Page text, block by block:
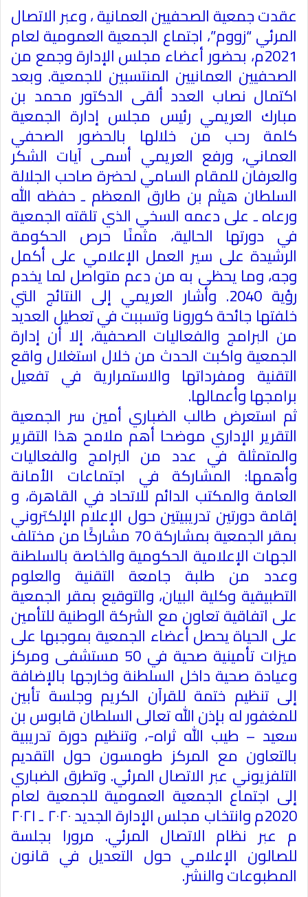
عقدت جمعية الصحفيين العمانية ، وعبر الاتصال
المرئي “زووم”، اجتماع الجمعية العمومية لعام
2021م، بحضور أعضاء مجلس الإدارة وجمع من
الصحفيين العمانيين المنتسبين للجمعية. وبعد
اكتمال نصاب العدد ألقى الدكتور محمد بن
مبارك العريمي رئيس مجلس إدارة الجمعية
كلمة رحب من خلالها بالحضور الصحفي
العماني، ورفع العريمي أسمى آيات الشكر
والعرفان للمقام السامي لحضرة صاحب الجلالة
السلطان هيثم بن طارق المعظم ـ حفظه الله
ورعاه ـ على دعمه السخي الذي تلقته الجمعية
في دورتها الحالية، مثمنًا حرص الحكومة
الرشيدة على سير العمل الإعلامي على أكمل
وجه، وما يحظى به من دعم متواصل لما يخدم
رؤية 2040. وأشار العريمي إلى النتائج التي
خلفتها جائحة كورونا وتسببت في تعطيل العديد
من البرامج والفعاليات الصحفية، إلا أن إدارة
الجمعية واكبت الحدث من خلال استغلال واقع
التقنية ومفرداتها والاستمرارية في تفعيل
برامجها وأعمالها.
ثم استعرض طالب الضباري أمين سر الجمعية
التقرير الإداري موضحا أهم ملامح هذا التقرير
والمتمثلة في عدد من البرامج والفعاليات
وأهمها: المشاركة في اجتماعات الأمانة
العامة والمكتب الدائم للاتحاد في القاهرة، و
إقامة دورتين تدريبيتين حول الإعلام الإلكتروني
بمقر الجمعية بمشاركة 70 مشارکًا من مختلف
الجهات الإعلامية الحكومية والخاصة بالسلطنة
وعدد من طلبة جامعة التقنية والعلوم
التطبيقية وكلية البيان، والتوقيع بمقر الجمعية
على اتفاقية تعاون مع الشركة الوطنية للتأمين
على الحياة يحصل أعضاء الجمعية بموجبها على
ميزات تأمينية صحية في 50 مستشفى ومركز
وعيادة صحية داخل السلطنة وخارجها بالإضافة
إلى تنظيم ختمة للقرآن الكريم وجلسة تأبين
للمغفور له بإذن الله تعالى السلطان قابوس بن
سعيد – طيب الله ثراه-، وتنظيم دورة تدريبية
بالتعاون مع المركز طومسون حول التقديم
التلفزيوني عبر الاتصال المرئي. وتطرق الضباري
إلى اجتماع الجمعية العمومية للجمعية لعام
2020م وانتخاب مجلس الإدارة الجديد ۲۰۲۰ ـ ۲۰۲۱
م عبر نظام الاتصال المرئي. مرورا بجلسة
للصالون الإعلامي حول التعديل في قانون
المطبوعات والنشر.